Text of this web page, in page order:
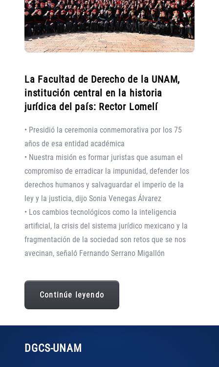
La Facultad de Derecho de la UNAM,
institución central en la historia
jurídica del país: Rector Lomelí
• Presidió la ceremonia conmemorativa por los 75
años de esa entidad académica
• Nuestra misión es formar juristas que asuman el
compromiso de erradicar la impunidad, defender los
derechos humanos y salvaguardar el imperio de la
ley y la justicia, dijo Sonia Venegas Álvarez
• Los cambios tecnológicos como la inteligencia
artificial, la crisis del sistema jurídico mexicano y la
fragmentación de la sociedad son retos que se nos
avecinan, señaló Fernando Serrano Migallón
Continúe leyendo
DGCS-UNAM